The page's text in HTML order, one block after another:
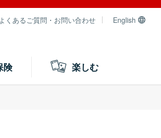
よくあるご質問・お問い合わせ English
険 楽しむ